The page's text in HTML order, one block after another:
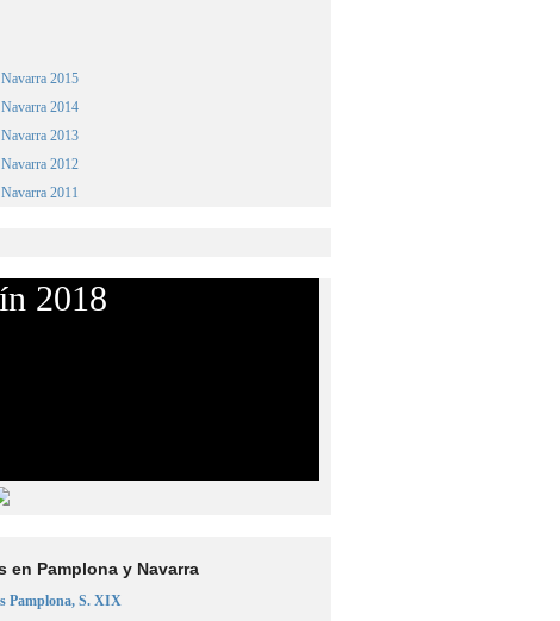
2015
2014
2013
2012
2011
2018
en Pamplona y Navarra
Pamplona, S. XIX